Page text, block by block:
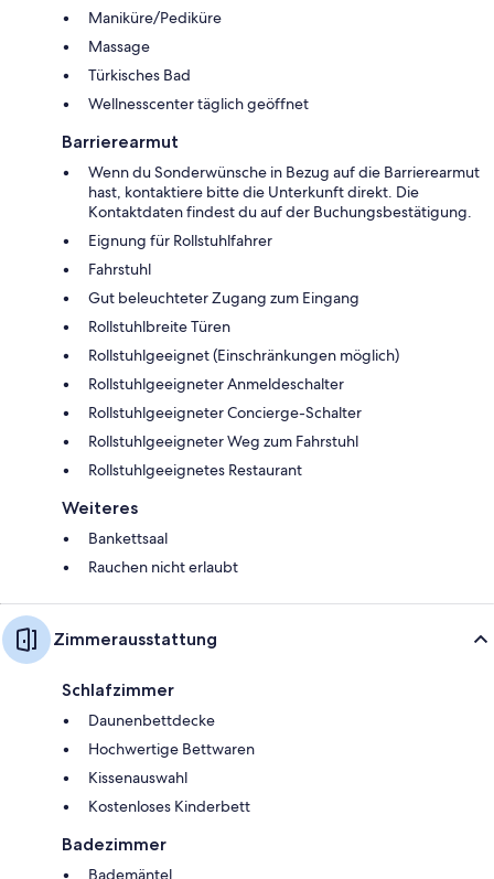
Maniküre/Pediküre
Massage
Türkisches Bad
Wellnesscenter täglich geöffnet
Barrierearmut
Wenn du Sonderwünsche in Bezug auf die Barrierearmut
hast, kontaktiere bitte die Unterkunft direkt. Die
Kontaktdaten findest du auf der Buchungsbestätigung.
Eignung für Rollstuhlfahrer
Fahrstuhl
Gut beleuchteter Zugang zum Eingang
Rollstuhlbreite Türen
Rollstuhlgeeignet (Einschränkungen möglich)
Rollstuhlgeeigneter Anmeldeschalter
Rollstuhlgeeigneter Concierge-Schalter
Rollstuhlgeeigneter Weg zum Fahrstuhl
Rollstuhlgeeignetes Restaurant
Weiteres
Bankettsaal
Rauchen nicht erlaubt
Zimmerausstattung
Schlafzimmer
Daunenbettdecke
Hochwertige Bettwaren
Kissenauswahl
Kostenloses Kinderbett
Badezimmer
Bademäntel